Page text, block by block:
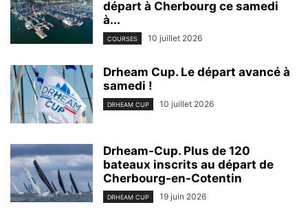
départ à Cherbourg ce samedi
à...
COURSES 10 juillet 2026
Drheam Cup. Le départ avancé à
samedi !
DRHEAM CUP 10 juillet 2026
Drheam-Cup. Plus de 120
bateaux inscrits au départ de
Cherbourg-en-Cotentin
DRHEAM CUP 19 juin 2026